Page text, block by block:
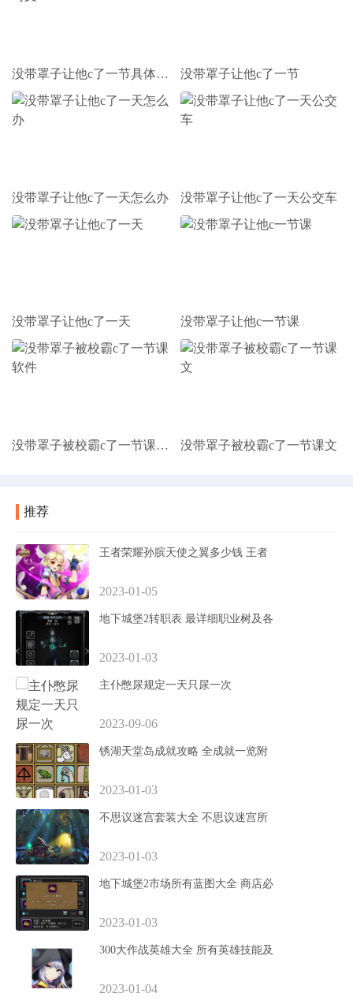
没带罩子让他c了一节具体写文 没带罩子让他c了一节
没带罩子让他c了一天怎么办 没带罩子让他c了一天公交车
没带罩子让他c了一天 没带罩子让他c一节课
没带罩子被校霸c了一节课软件 没带罩子被校霸c了一节课文
推荐
王者荣耀孙膑天使之翼多少钱 王者
2023-01-05
地下城堡2转职表 最详细职业树及各
2023-01-03
主仆憋尿规定一天只尿一次
2023-09-06
锈湖天堂岛成就攻略 全成就一览附
2023-01-03
不思议迷宫套装大全 不思议迷宫所
2023-01-03
地下城堡2市场所有蓝图大全 商店必
2023-01-03
300大作战英雄大全 所有英雄技能及
2023-01-04